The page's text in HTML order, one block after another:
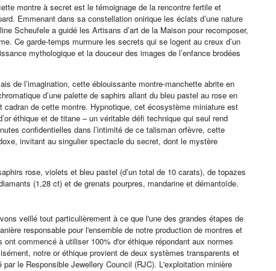
montre à secret est le témoignage de la rencontre fertile et
Emmenant dans sa constellation onirique les éclats d’une nature
Scheufele a guidé les Artisans d’art de la Maison pour recomposer,
Ce garde-temps murmure les secrets qui se logent au creux d’un
mythologique et la douceur des images de l’enfance brodées
de l’imagination, cette éblouissante montre-manchette abrite en
d’une palette de saphirs allant du bleu pastel au rose en
de cette montre. Hypnotique, cet écosystème miniature est
éthique et de titane – un véritable défi technique qui seul rend
confidentielles dans l’intimité de ce talisman orfèvre, cette
invitant au singulier spectacle du secret, dont le mystère
rose, violets et bleu pastel (d’un total de 10 carats), de topazes
(1,28 ct) et de grenats pourpres, mandarine et démantoïde.
veillé tout particulièrement à ce que l'une des grandes étapes de
responsable pour l'ensemble de notre production de montres et
commencé à utiliser 100% d'or éthique répondant aux normes
notre or éthique provient de deux systèmes transparents et
le Responsible Jewellery Council (RJC). L'exploitation minière